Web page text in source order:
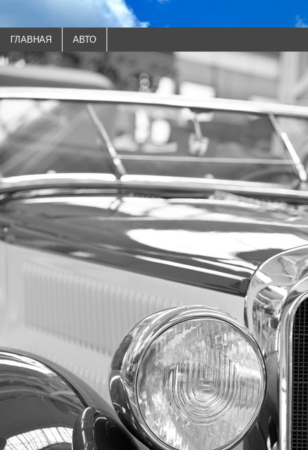
ГЛАВНАЯ АВТО